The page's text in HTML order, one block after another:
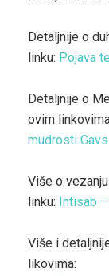
Detaljnije o
linku: Pojava
Detaljnije o
ovim
mudrosti
Više o
linku: Intisab
Više i
likovima: